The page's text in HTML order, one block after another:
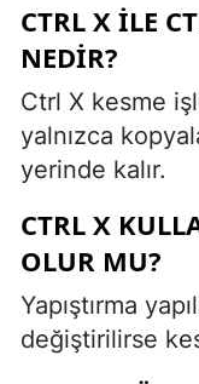
CTRL X ILE
NEDIR?
Ctrl X kesme
yalnızca
yerinde kalır.
CTRL X
OLUR MU?
Yapıştırma
değiştirilirse